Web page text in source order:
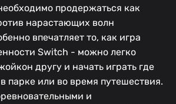
продержаться как
нарастающих волн
впечатляет то, как игра
Switch - можно легко
другу и начать играть где
в парке или во время путешествия.
и